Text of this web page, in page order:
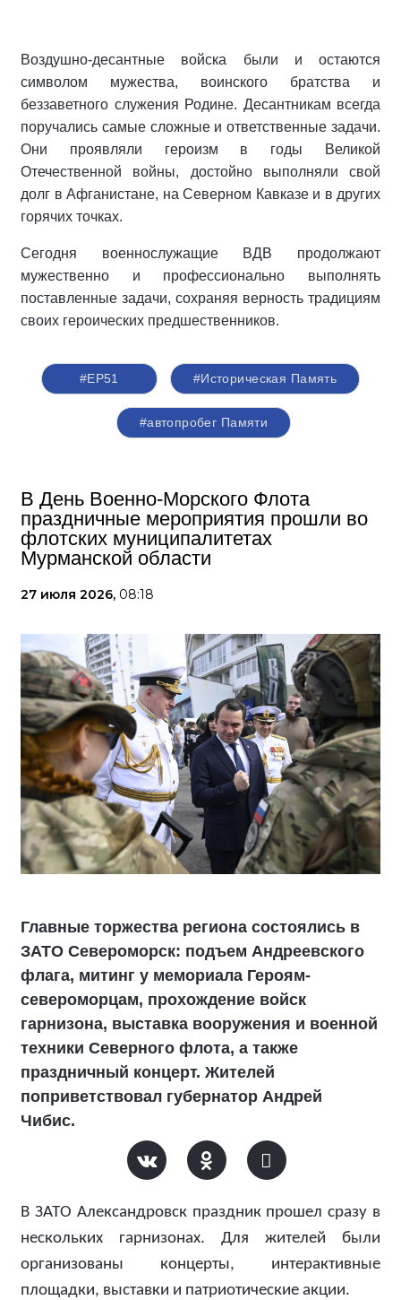
Воздушно-десантные войска были и остаются
символом мужества, воинского братства и
беззаветного служения Родине. Десантникам всегда
поручались самые сложные и ответственные задачи.
Они проявляли героизм в годы Великой
Отечественной войны, достойно выполняли свой
долг в Афганистане, на Северном Кавказе и в других
горячих точках.
Сегодня военнослужащие ВДВ продолжают
мужественно и профессионально выполнять
поставленные задачи, сохраняя верность традициям
своих героических предшественников.
#ЕР51 #Историческая Память
#автопробег Памяти
В День Военно-Морского Флота
праздничные мероприятия прошли во
флотских муниципалитетах
Мурманской области
27 июля 2026, 08:18
Главные торжества региона состоялись в
ЗАТО Североморск: подъем Андреевского
флага, митинг у мемориала Героям-
североморцам, прохождение войск
гарнизона, выставка вооружения и военной
техники Северного флота, а также
праздничный концерт. Жителей
поприветствовал губернатор Андрей
Чибис.
В ЗАТО Александровск праздник прошел сразу в
нескольких гарнизонах. Для жителей были
организованы концерты, интерактивные
площадки, выставки и патриотические акции.